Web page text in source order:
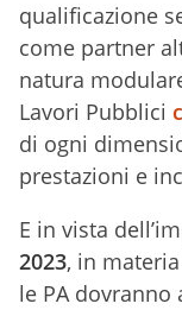
qualificazione
come partner
natura
Lavori Pubblici
di ogni
prestazioni e
E in vista
2023, in
le PA